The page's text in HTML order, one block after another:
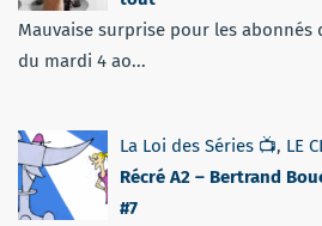
Mauvaise surprise pour les abonnés
du mardi 4 ao...
La Loi des Séries 📺, LE
Récré A2 – Bertrand
#7